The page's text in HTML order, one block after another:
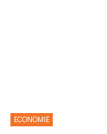
ECONOMIE